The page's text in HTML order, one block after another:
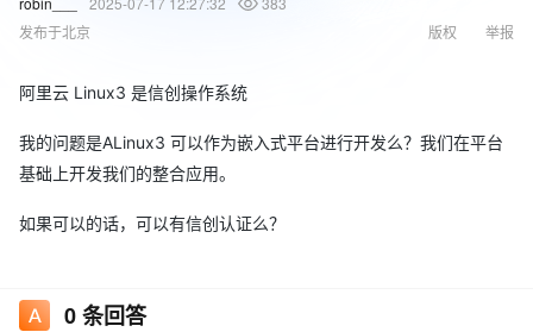
发布于北京
举报
版权
阿里云 Linux3 是信创操作系统
我的问题是ALinux3 可以作为嵌入式平台进行开发么？我们在平台
基础上开发我们的整合应用。
如果可以的话，可以有信创认证么？
0条回答